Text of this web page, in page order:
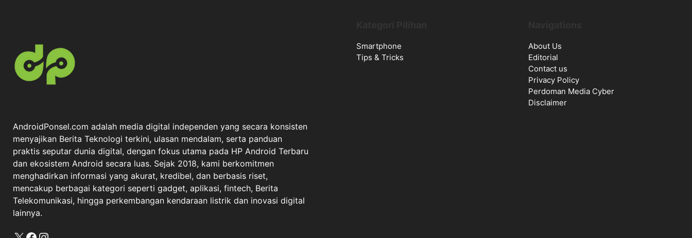
AndroidPonsel.com adalah media digital independen yang secara konsisten
menyajikan Berita Teknologi terkini, ulasan mendalam, serta panduan
praktis seputar dunia digital, dengan fokus utama pada HP Android Terbaru
dan ekosistem Android secara luas. Sejak 2018, kami berkomitmen
menghadirkan informasi yang akurat, kredibel, dan berbasis riset,
mencakup berbagai kategori seperti gadget, aplikasi, fintech, Berita
Telekomunikasi, hingga perkembangan kendaraan listrik dan inovasi digital
lainnya.
Smartphone
Tips & Tricks
About Us
Editorial
Contact us
Privacy Policy
Perdoman Media Cyber
Disclaimer